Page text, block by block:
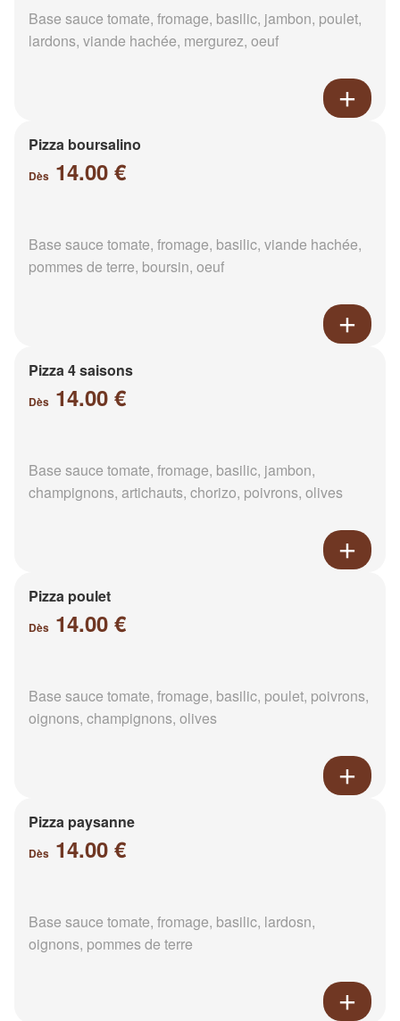
Base sauce tomate, fromage, basilic, jambon, poulet,
lardons, viande hachée, mergurez, oeuf
Pizza boursalino
Dès 14.00 €
Base sauce tomate, fromage, basilic, viande hachée,
pommes de terre, boursin, oeuf
Pizza 4 saisons
Dès 14.00 €
Base sauce tomate, fromage, basilic, jambon,
champignons, artichauts, chorizo, poivrons, olives
Pizza poulet
Dès 14.00 €
Base sauce tomate, fromage, basilic, poulet, poivrons,
oignons, champignons, olives
Pizza paysanne
Dès 14.00 €
Base sauce tomate, fromage, basilic, lardosn,
oignons, pommes de terre